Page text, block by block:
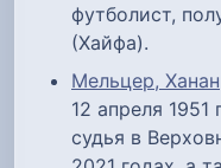
футболист,
(Хайфа).
Мельцер, Ханан
12 апреля
судья в